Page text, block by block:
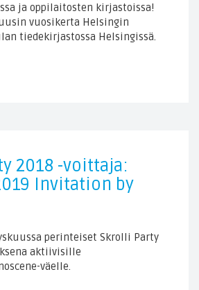
ja oppilaitosten kirjastoissa!
vuosikerta Helsingin
tiedekirjastossa Helsingissä.
2018 -voittaja:
Invitation by
perinteiset Skrolli Party
aktiivisille
väelle.